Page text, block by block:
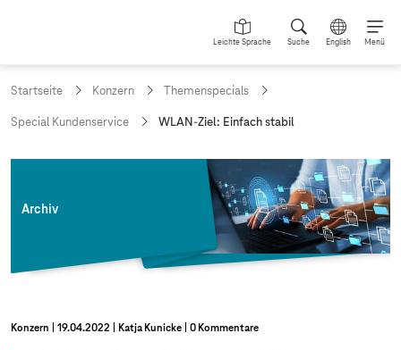
Leichte Sprache Suche English Menü
Startseite Konzern Themenspecials
Special Kundenservice
a
e
:
WLAN-Ziel: Einfach stabil
Archiv
Konzern 19.04.2022 Katja Kunicke 0 Kommentare